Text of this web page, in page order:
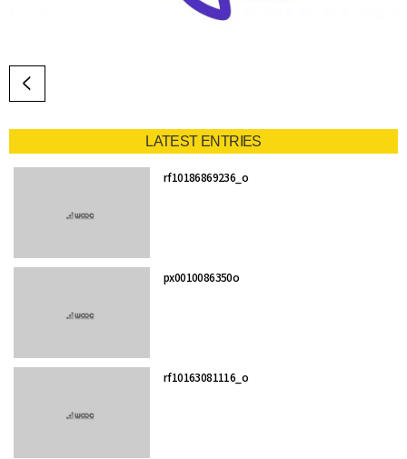
LATEST ENTRIES
rf10186869236_o
px0010086350o
rf10163081116_o